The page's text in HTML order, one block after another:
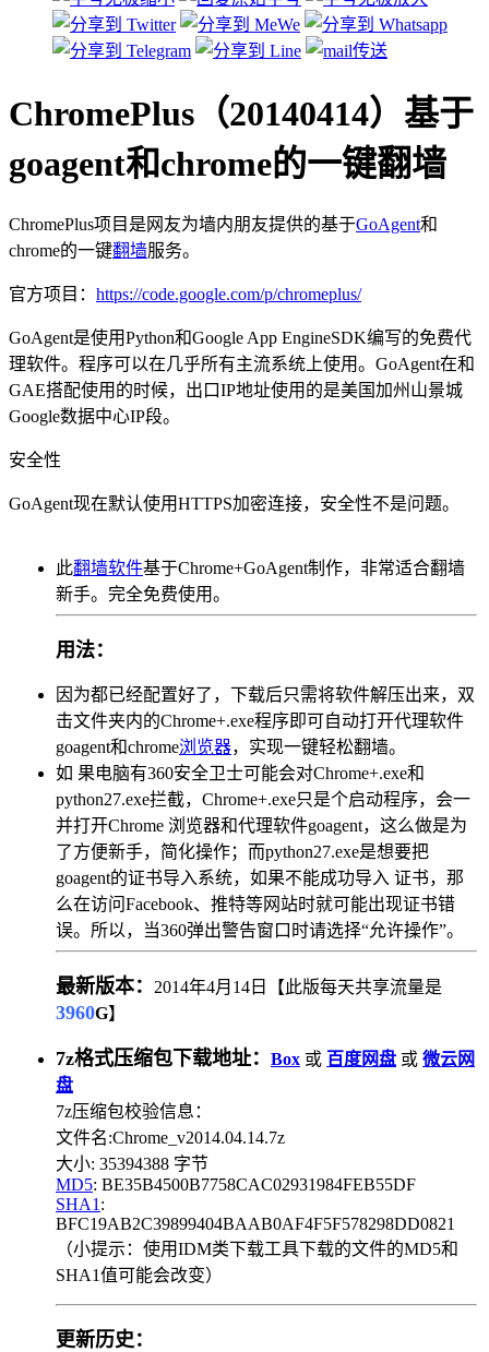
ChromePlus（20140414）基于
goagent和chrome的一键翻墙
ChromePlus项目是网友为墙内朋友提供的基于GoAgent和
chrome的一键翻墙服务。
官方项目： https://code.google.com/p/chromeplus/
GoAgent是使用Python和Google App EngineSDK编写的免费代
理软件。程序可以在几乎所有主流系统上使用。GoAgent在和
GAE搭配使用的时候，出口IP地址使用的是美国加州山景城
Google数据中心IP段。
安全性
GoAgent现在默认使用HTTPS加密连接，安全性不是问题。
此翻墙软件基于Chrome+GoAgent制作，非常适合翻墙
新手。完全免费使用。
用法：
因为都已经配置好了，下载后只需将软件解压出来，双
击文件夹内的Chrome+.exe程序即可自动打开代理软件
goagent和chrome浏览器，实现一键轻松翻墙。
如 果电脑有360安全卫士可能会对Chrome+.exe和
python27.exe拦截，Chrome+.exe只是个启动程序，会一
并打开Chrome 浏览器和代理软件goagent，这么做是为
了方便新手，简化操作；而python27.exe是想要把
goagent的证书导入系统，如果不能成功导入 证书，那
么在访问Facebook、推特等网站时就可能出现证书错
误。所以，当360弹出警告窗口时请选择“允许操作”。
最新版本： 2014年4月14日【此版每天共享流量是
3960G】
7z格式压缩包下载地址： Box 或 百度网盘 或 微云网
盘
7z压缩包校验信息：
文件名:Chrome_v2014.04.14.7z
大小: 35394388 字节
MD5: BE35B4500B7758CAC02931984FEB55DF
SHA1 :
BFC19AB2C39899404BAAB0AF4F5F578298DD0821
（小提示：使用IDM类下载工具下载的文件的MD5和
SHA1值可能会改变）
更新历史：